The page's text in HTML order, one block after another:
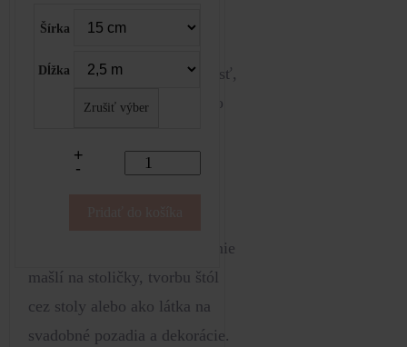
Šírka
Dĺžka
Zrušiť výber
-
+
POPIS
Dodajte svojej svadbe jemnosť,
eleganciu a romantiku s touto
piesková (jemný odtieň
pieskový je ideálny na viazanie
mašlí na stoličky, tvorbu štól
cez stoly alebo ako látka na
svadobné pozadia a dekorácie.